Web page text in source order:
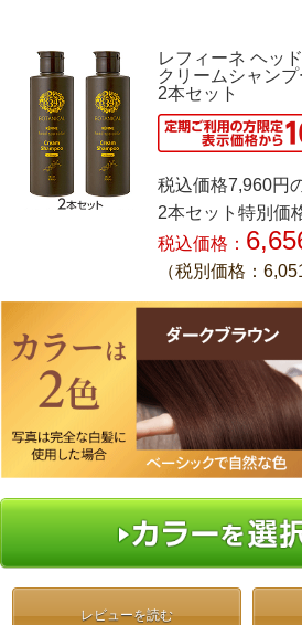
レフィーネ ヘッ
クリームシャン
2本セット
税込価格7,960円
2本セット特別価
税込価格：
（税別価格：
レビューを読む